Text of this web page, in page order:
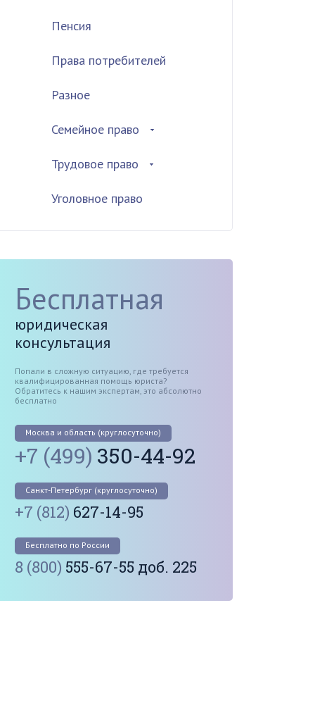
Пенсия
Права потребителей
Разное
Семейное право
Трудовое право
Уголовное право
Бесплатная
юридическая
консультация
Попали в сложную ситуацию, где требуется
квалифицированная помощь юриста?
Обратитесь к нашим экспертам, это абсолютно
бесплатно
Москва и область (круглосуточно)
+7 (499) 350-44-92
Санкт-Петербург (круглосуточно)
+7 (812) 627-14-95
Бесплатно по России
8 (800) 555-67-55 доб. 225